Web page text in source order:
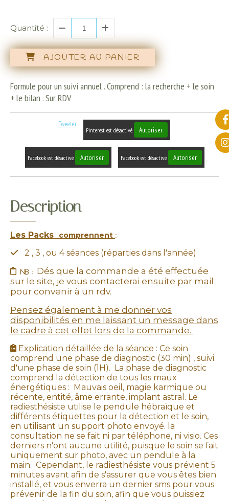
Quantité :
AJOUTER AU PANIER
Formule pour un suivi annuel . Comprend : la recherche + le soin
+ le bilan . Sur RDV
Tweeter
Pinterest est désactivé. Autoriser
Facebook est désactivé. Autoriser Facebook est désactivé. Autoriser
Description
Les Packs comprennent :
 2 , 3 , ou 4 séances (réparties dans l'année)
nb :
Dés que la commande a été effectuée
sur le site, je vous contacterai ensuite par mail
pour convenir à un rdv.
Pensez également à me donner vos
disponibilités en me laissant un message dans
le cadre à cet effet lors de la commande.
 Explication détaillée de la séance : Ce soin
comprend une phase de diagnostic (30 min) , suivi
d'une phase de soin (1H). La phase de diagnostic
comprend la détection de tous les maux
énergétiques : Mauvais oeil, magie karmique ou
récente, entité, âme errante, implant astral. Le
radiesthésiste utilise le pendule hébraïque et
différents étiquettes pour la détection et le soin,
en utilisant un support photo envoyé. la
consultation ne se fait ni par téléphone, ni visio. Ces
derniers n'ont aucune utilité, puisque le soin se fait
uniquement sur photo, avec un pendule à la
main. Cependant, le radiesthésiste vous prévient 5
minutes avant afin de s'assurer que vous êtes bien
installé, et vous enverra un dernier sms pour vous
prévenir de la fin du soin, afin que vous puissiez